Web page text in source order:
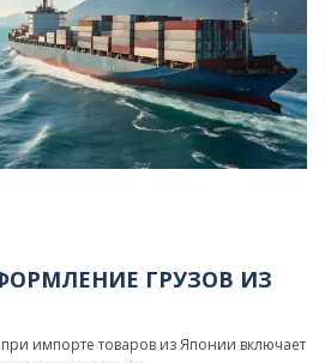
ГРУЗОВ ИЗ
импорте товаров из Японии включает